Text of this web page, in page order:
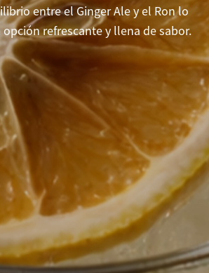
entre el Ginger Ale y el Ron lo
refrescante y llena de sabor.